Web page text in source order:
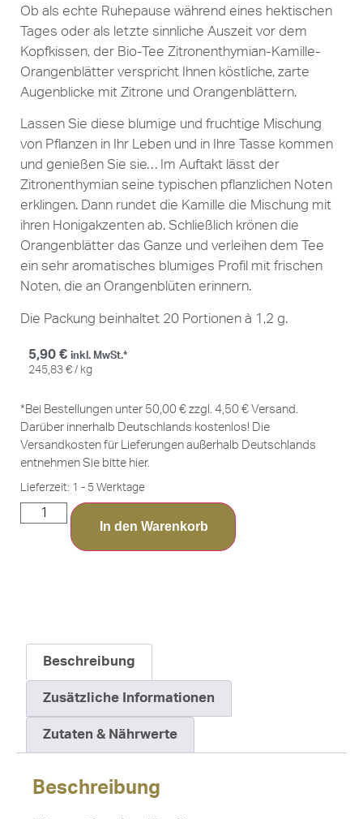
Ob als echte Ruhepause während eines hektischen
Tages oder als letzte sinnliche Auszeit vor dem
Kopfkissen, der Bio-Tee Zitronenthymian-Kamille-
Orangenblätter verspricht Ihnen köstliche, zarte
Augenblicke mit Zitrone und Orangenblättern.
Lassen Sie diese blumige und fruchtige Mischung
von Pflanzen in Ihr Leben und in Ihre Tasse kommen
und genießen Sie sie… Im Auftakt lässt der
Zitronenthymian seine typischen pflanzlichen Noten
erklingen. Dann rundet die Kamille die Mischung mit
ihren Honigakzenten ab. Schließlich krönen die
Orangenblätter das Ganze und verleihen dem Tee
ein sehr aromatisches blumiges Profil mit frischen
Noten, die an Orangenblüten erinnern.
Die Packung beinhaltet 20 Portionen à 1,2 g.
5,90 € inkl. MwSt.*
245,83 € / kg
*Bei Bestellungen unter 50,00 € zzgl. 4,50 € Versand.
Darüber innerhalb Deutschlands kostenlos! Die
Versandkosten für Lieferungen außerhalb Deutschlands
entnehmen Sie bitte hier.
Lieferzeit: 1 - 5 Werktage
In den Warenkorb
Beschreibung
Zusätzliche Informationen
Zutaten & Nährwerte
Beschreibung